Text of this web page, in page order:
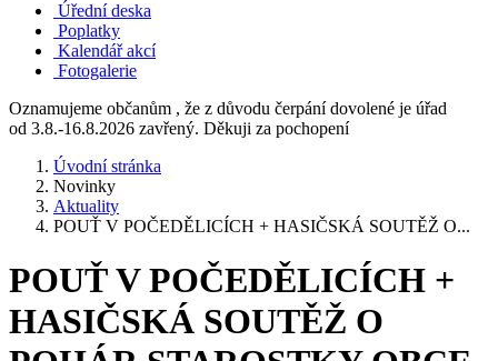
Úřední deska
Poplatky
Kalendář akcí
Fotogalerie
Oznamujeme občanům , že z důvodu čerpání dovolené je úřad
od 3.8.-16.8.2026 zavřený. Děkuji za pochopení
Úvodní stránka
Novinky
Aktuality
POUŤ V POČEDĚLICÍCH + HASIČSKÁ SOUTĚŽ O...
POUŤ V POČEDĚLICÍCH +
HASIČSKÁ SOUTĚŽ O